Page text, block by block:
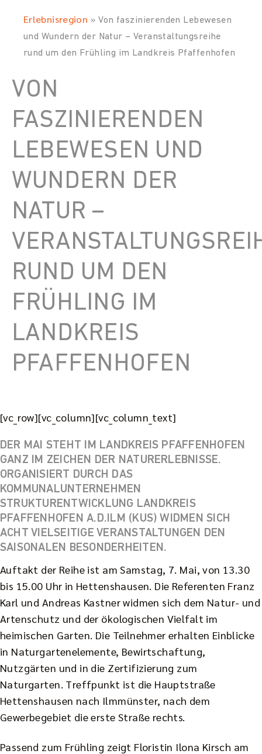
Erlebnisregion »Von faszinierenden Lebewesen
und Wundern der Natur – Veranstaltungsreihe
rund um den Frühling im Landkreis Pfaffenhofen
VON
FASZINIERENDEN
LEBEWESEN UND
WUNDERN DER
NATUR –
RUND UM DEN
FRÜHLING IM
LANDKREIS
PFAFFENHOFEN
[vc_row][vc_column][vc_column_text]
DER MAI STEHT IM LANDKREIS PFAFFENHOFEN
GANZ IM ZEICHEN DER NATURERLEBNISSE.
ORGANISIERT DURCH DAS
KOMMUNALUNTERNEHMEN
STRUKTURENTWICKLUNG LANDKREIS
PFAFFENHOFEN A.D.ILM (KUS) WIDMEN SICH
ACHT VIELSEITIGE VERANSTALTUNGEN DEN
SAISONALEN BESONDERHEITEN.
Auftakt der Reihe ist am Samstag, 7. Mai, von 13.30
bis 15.00 Uhr in Hettenshausen. Die Referenten Franz
Karl und Andreas Kastner widmen sich dem Natur- und
Artenschutz und der ökologischen Vielfalt im
heimischen Garten. Die Teilnehmer erhalten Einblicke
in Naturgartenelemente, Bewirtschaftung,
Nutzgärten und in die Zertifizierung zum
Naturgarten. Treffpunkt ist die Hauptstraße
Hettenshausen nach Ilmmünster, nach dem
Gewerbegebiet die erste Straße rechts.
Passend zum Frühling zeigt Floristin Ilona Kirsch am